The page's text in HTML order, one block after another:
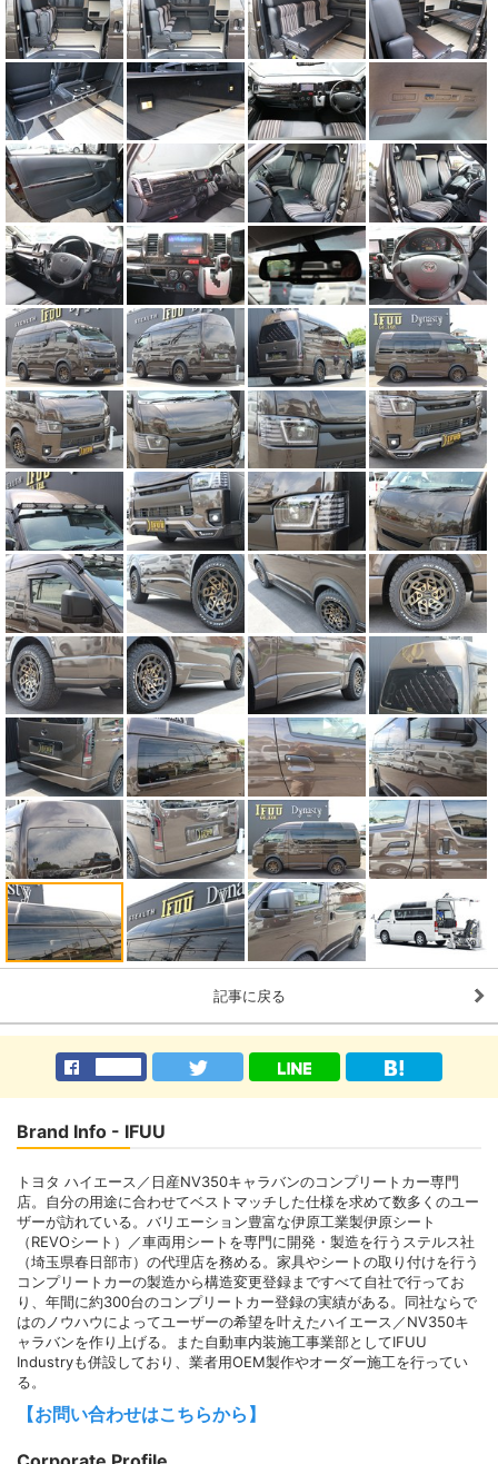
記事に戻る
Brand Info - IFUU
トヨタ ハイエース／日産NV350キャラバンのコンプリートカー専門
店。自分の用途に合わせてベストマッチした仕様を求めて数多くのユー
ザーが訪れている。バリエーション豊富な伊原工業製伊原シート
（REVOシート）／車両用シートを専門に開発・製造を行うステルス社
（埼玉県春日部市）の代理店を務める。家具やシートの取り付けを行う
コンプリートカーの製造から構造変更登録まですべて自社で行ってお
り、年間に約300台のコンプリートカー登録の実績がある。同社ならで
はのノウハウによってユーザーの希望を叶えたハイエース／NV350キ
ャラバンを作り上げる。また自動車内装施工事業部としてIFUU
Industryも併設しており、業者用OEM製作やオーダー施工を行ってい
る。
【お問い合わせはこちらから】